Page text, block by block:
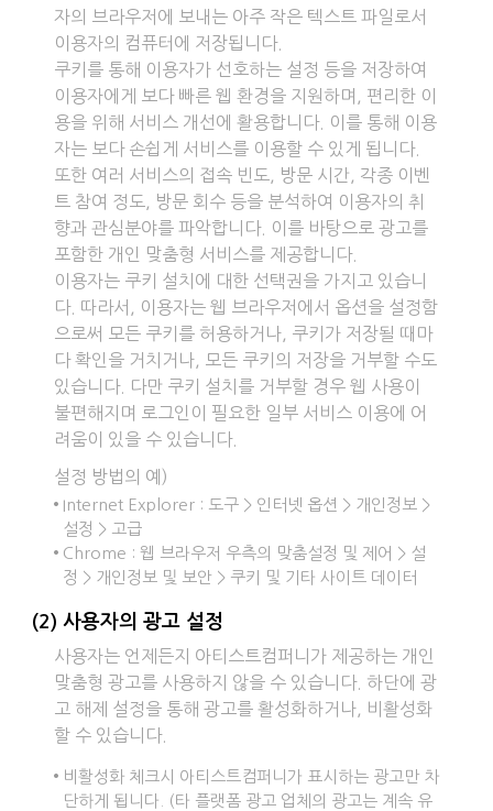
자의 브라우저에 보내는 아주 작은 텍스트 파일로서
이용자의 컴퓨터에 저장됩니다.
쿠키를 통해 이용자가 선호하는 설정 등을 저장하여
이용자에게 보다 빠른 웹 환경을 지원하며, 편리한 이
용을 위해 서비스 개선에 활용합니다. 이를 통해 이용
자는 보다 손쉽게 서비스를 이용할 수 있게 됩니다.
또한 여러 서비스의 접속 빈도, 방문 시간, 각종 이벤
트 참여 정도, 방문 회수 등을 분석하여 이용자의 취
향과 관심분야를 파악합니다. 이를 바탕으로 광고를
포함한 개인 맞춤형 서비스를 제공합니다.
이용자는 쿠키 설치에 대한 선택권을 가지고 있습니
다. 따라서, 이용자는 웹 브라우저에서 옵션을 설정함
으로써 모든 쿠키를 허용하거나, 쿠키가 저장될 때마
다 확인을 거치거나, 모든 쿠키의 저장을 거부할 수도
있습니다. 다만 쿠키 설치를 거부할 경우 웹 사용이
불편해지며 로그인이 필요한 일부 서비스 이용에 어
려움이 있을 수 있습니다.
설정 방법의 예)
Internet Explorer : 도구 > 인터넷 옵션 > 개인정보 >
설정 > 고급
Chrome : 웹 브라우저 우측의 맞춤설정 및 제어 > 설
정 > 개인정보 및 보안 > 쿠키 및 기타 사이트 데이터
(2) 사용자의 광고 설정
사용자는 언제든지 아티스트컴퍼니가 제공하는 개인
맞춤형 광고를 사용하지 않을 수 있습니다. 하단에 광
고 해제 설정을 통해 광고를 활성화하거나, 비활성화
할 수 있습니다.
비활성화 체크시 아티스트컴퍼니가 표시하는 광고만 차
단하게 됩니다. (타 플랫폼 광고 업체의 광고는 계속 유